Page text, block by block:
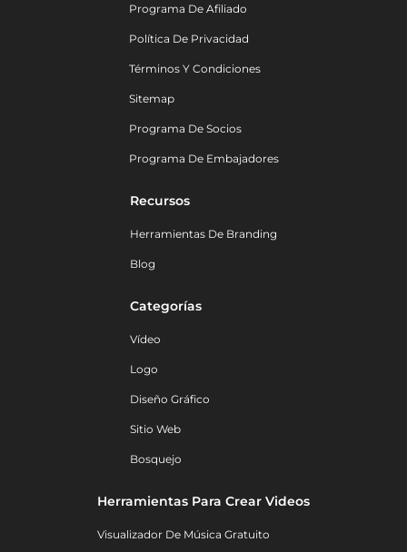
Programa De Afiliado
Política De Privacidad
Términos Y Condiciones
Sitemap
Programa De Socios
Programa De Embajadores
Recursos
Herramientas De Branding
Blog
Categorías
Vídeo
Logo
Diseño Gráfico
Sitio Web
Bosquejo
Herramientas Para Crear Videos
Visualizador De Música Gratuito